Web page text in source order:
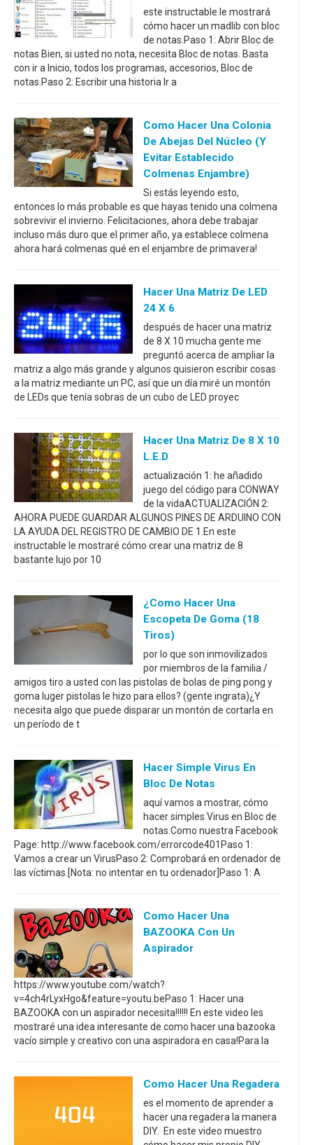
este instructable le mostrará
cómo hacer un madlib con bloc
de notas.Paso 1: Abrir Bloc de
notas Bien, si usted no nota, necesita Bloc de notas. Basta
con ir a Inicio, todos los programas, accesorios, Bloc de
notas.Paso 2: Escribir una historia Ir a
Como Hacer Una Colonia
De Abejas Del Núcleo (y
Evitar Establecido
Colmenas Enjambre)
Si estás leyendo esto,
entonces lo más probable es que hayas tenido una colmena
sobrevivir el invierno. Felicitaciones, ahora debe trabajar
incluso más duro que el primer año, ya establece colmena
ahora hará colmenas qué en el enjambre de primavera!
Hacer Una Matriz De LED
24 X 6
después de hacer una matriz
de 8 X 10 mucha gente me
preguntó acerca de ampliar la
matriz a algo más grande y algunos quisieron escribir cosas
a la matriz mediante un PC, así que un día miré un montón
de LEDs que tenía sobras de un cubo de LED proyec
Hacer Una Matriz De 8 X 10
L.E.D
actualización 1: he añadido
juego del código para CONWAY
de la vidaACTUALIZACIÓN 2:
AHORA PUEDE GUARDAR ALGUNOS PINES DE ARDUINO CON
LA AYUDA DEL REGISTRO DE CAMBIO DE 1.En este
instructable le mostraré cómo crear una matriz de 8
bastante lujo por 10
¿Como Hacer Una
Escopeta De Goma (18
Tiros)
por lo que son inmovilizados
por miembros de la familia /
amigos tiro a usted con las pistolas de bolas de ping pong y
goma luger pistolas le hizo para ellos? (gente ingrata)¿Y
necesita algo que puede disparar un montón de cortarla en
un período de t
Hacer Simple Virus En
Bloc De Notas
aquí vamos a mostrar, cómo
hacer simples Virus en Bloc de
notas.Como nuestra Facebook
Page: http://www.facebook.com/errorcode401Paso 1:
Vamos a crear un VirusPaso 2: Comprobará en ordenador de
las víctimas.[Nota: no intentar en tu ordenador]Paso 1: A
Como Hacer Una
BAZOOKA Con Un
Aspirador
https://www.youtube.com/watch?
v=4ch4rLyxHgo&feature=youtu.bePaso 1: Hacer una
BAZOOKA con un aspirador necesita!!!!!! En este video les
mostraré una idea interesante de como hacer una bazooka
vacío simple y creativo con una aspiradora en casa!Para la
Como Hacer Una Regadera
es el momento de aprender a
hacer una regadera la manera
DIY. En este video muestro